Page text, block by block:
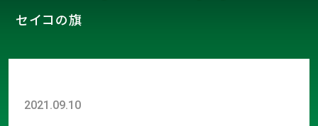
セイコの旗
2021.09.10